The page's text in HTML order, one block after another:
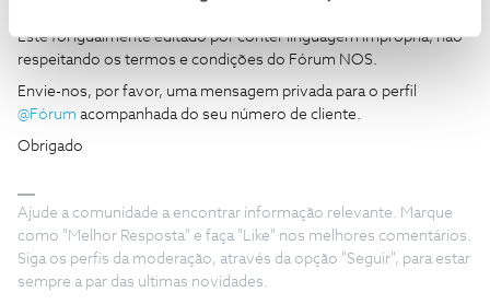
Este foi igualmente editado por conter linguagem imprópria, não
respeitando os termos e condições do Fórum NOS.
Envie-nos, por favor, uma mensagem privada para o perfil
@Fórum acompanhada do seu número de cliente.
Obrigado
Ajude a comunidade a encontrar informação relevante. Marque
como "Melhor Resposta" e faça "Like" nos melhores comentários.
Siga os perfis da moderação, através da opção "Seguir", para estar
sempre a par das ultimas novidades.